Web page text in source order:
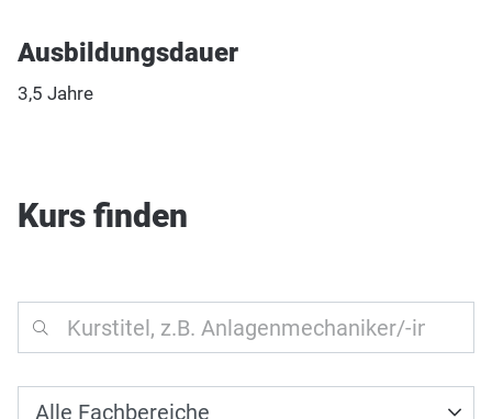
Ausbildungsdauer
3,5 Jahre
Kurs finden